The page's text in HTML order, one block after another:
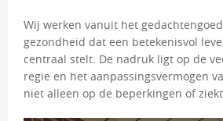
Wij werken vanuit het
gezondheid dat een betekenisvol
centraal stelt. De nadruk ligt op de
regie en het aanpassingsvermogen
niet alleen op de beperkingen of